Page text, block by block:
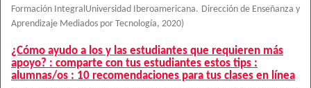
Formación IntegralUniversidad Iberoamericana. Dirección de Enseñanza y
Aprendizaje Mediados por Tecnología, 2020)
¿Cómo ayudo a los y las estudiantes que requieren más
apoyo? : comparte con tus estudiantes estos tips :
alumnas/os : 10 recomendaciones para tus clases en línea